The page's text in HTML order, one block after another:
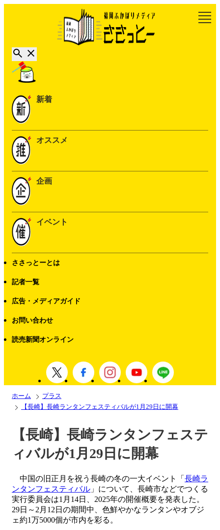
新着
オススメ
企画
イベント
ささっとーとは
記者一覧
広告・メディアガイド
お問い合わせ
読売新聞オンライン
ホーム
プラス
【長崎】長崎ランタンフェスティバルが1月29日に開幕
【長崎】長崎ランタンフェステ
ィバルが1月29日に開幕
中国の旧正月を祝う長崎の冬の一大イベント「 長崎ラ
ンタンフェスティバル 」について、長崎市などでつくる
実行委員会は1月14日、2025年の開催概要を発表した。
29日～2月12日の期間中、色鮮やかなランタンやオブジ
ェ約1万5000個が市内を彩る。